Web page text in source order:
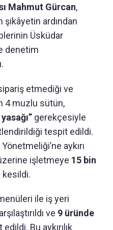
Mahmut Gürcan,
şikâyetin ardından
Üsküdar
denetim
etmediği ve
4 muzlu sütün,
gerekçesiyle
tespit edildi.
aykırı
işletmeye 15 bin
kesildi.
ile iş yeri
ve 9 üründe
Bu aykırılık